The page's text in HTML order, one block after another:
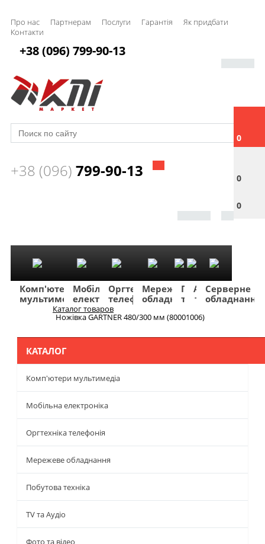
Про нас Партнерам Послуги Гарантія
Як придбати
Контакти
0
0
0
+38 (096) 799-90-13
+38 (096) 799-90-13
Комп'ютери
мультимедіа
Мобільна
електроніка
Оргтехніка
телефонія
Мережеве
обладнання
Побутова
техніка
TV
та
Фото
та
Авто
та
Серверне
обладнання
Каталог товаров
Ножівка GARTNER 480/300 мм (80001006)
КАТАЛОГ
Комп'ютери мультимедіа
Мобільна електроніка
Оргтехніка телефонія
Мережеве обладнання
Побутова техніка
TV та Аудіо
Фото та відео